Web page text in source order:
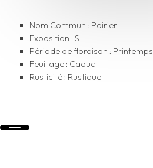
Nom Commun : Poirier
Exposition : S
Période de floraison : Printemps
Feuillage : Caduc
Rusticité : Rustique